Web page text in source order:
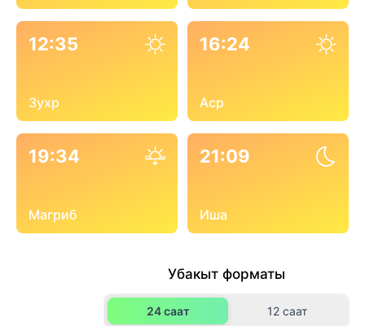
12:35
Зухр
16:24
Аср
19:34
Магриб
21:09
Иша
Убакыт форматы
24 саат 12 саат